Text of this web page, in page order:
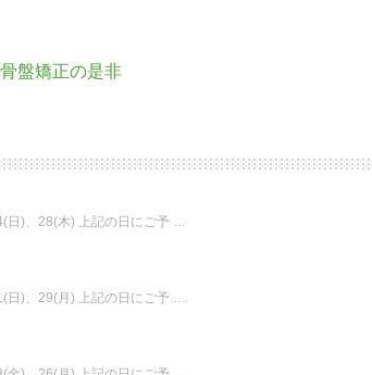
盤矯正の是非
)、28(木) 上記の日にご予 …
)、29(月) 上記の日にご予 …